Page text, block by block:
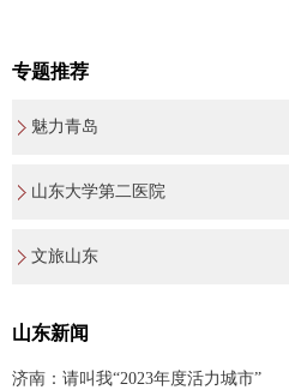
专题推荐
魅力青岛
山东大学第二医院
文旅山东
山东新闻
济南：请叫我“2023年度活力城市”